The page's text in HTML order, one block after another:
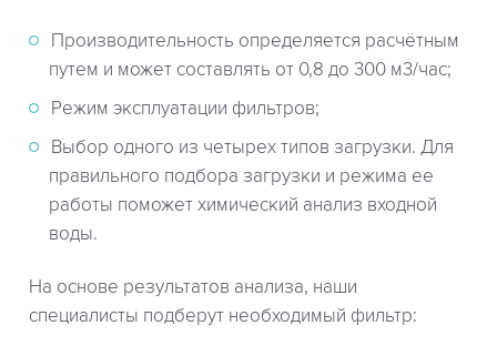
Производительность определяется расчётным
путем и может составлять от 0,8 до 300 м3/час;
Режим эксплуатации фильтров;
Выбор одного из четырех типов загрузки. Для
правильного подбора загрузки и режима ее
работы поможет химический анализ входной
воды.
На основе результатов анализа, наши
специалисты подберут необходимый фильтр: